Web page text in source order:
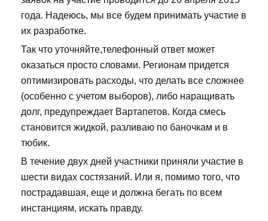
года. Надеюсь, мы все будем принимать участие в
их разработке.
Так что уточняйте,телефонный ответ может
оказаться просто словами. Регионам придется
оптимизировать расходы, что делать все сложнее
(особенно с учетом выборов), либо наращивать
долг, предупреждает Вартапетов. Когда смесь
становится жидкой, разливаю по баночкам и в
тюбик.
В течение двух дней участники приняли участие в
шести видах состязаний. Или я, помимо того, что
пострадавшая, еще и должна бегать по всем
инстанциям, искать правду.